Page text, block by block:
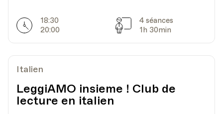
Horarires
18:30
20:00
Séances
4 séances
1h 30min
Italien
LeggiAMO insieme ! Club de
lecture en italien